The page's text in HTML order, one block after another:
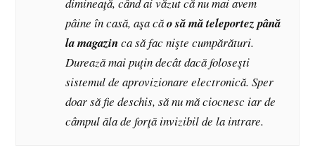
dimineaţă, când ai văzut că nu mai avem
pâine în casă, aşa căo să mă teleportez până
la magazinca să fac nişte cumpărături.
Durează mai puţin decât dacă foloseşti
sistemul de aprovizionare electronică. Sper
doar să fie deschis, să nu mă ciocnesc iar de
câmpul ăla de forţă invizibil de la intrare.